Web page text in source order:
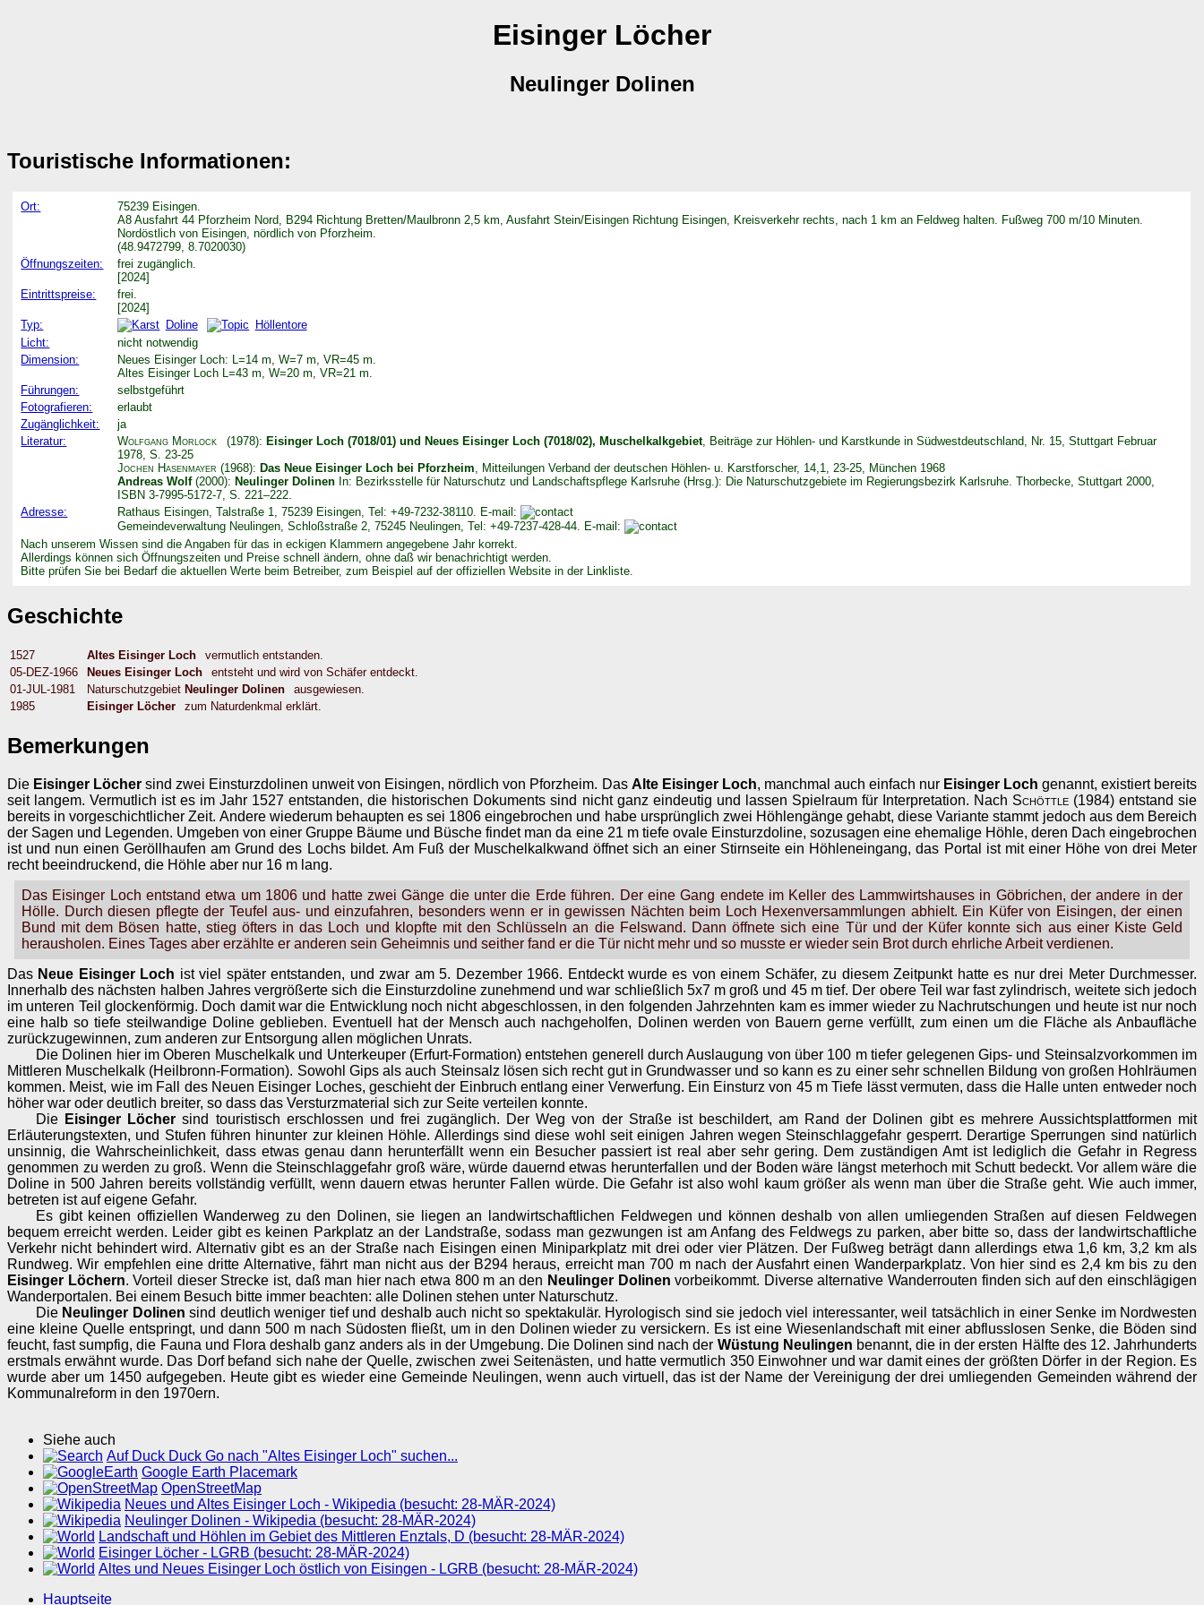
Eisinger Löcher
Neulinger Dolinen
Touristische Informationen:
Ort:
75239 Eisingen.
A8 Ausfahrt 44 Pforzheim Nord, B294 Richtung Bretten/Maulbronn 2,5 km, Ausfahrt Stein/Eisingen Richtung Eisingen, Kreisverkehr rechts, nach 1 km an Feldweg halten. Fußweg 700 m/10 Minuten.
Nordöstlich von Eisingen, nördlich von Pforzheim.
(48.9472799, 8.7020030)
Öffnungszeiten:
frei zugänglich.
[2024]
Eintrittspreise:
frei.
[2024]
Typ:
Doline
Höllentore
Licht:
nicht notwendig
Dimension:
Neues Eisinger Loch: L=14 m, W=7 m, VR=45 m.
Altes Eisinger Loch L=43 m, W=20 m, VR=21 m.
Führungen:
selbstgeführt
Fotografieren:
erlaubt
Zugänglichkeit:
ja
Literatur:
Wolfgang Morlock (1978): Eisinger Loch (7018/01) und Neues Eisinger Loch (7018/02), Muschelkalkgebiet, Beiträge zur Höhlen- und Karstkunde in Südwestdeutschland, Nr. 15, Stuttgart Februar
1978, S. 23-25
Jochen Hasenmayer (1968):Das Neue Eisinger Loch bei Pforzheim , Mitteilungen Verband der deutschen Höhlen- u. Karstforscher, 14,1, 23-25, München 1968
Andreas Wolf(2000):Neulinger Dolinen In: Bezirksstelle für Naturschutz und Landschaftspflege Karlsruhe (Hrsg.): Die Naturschutzgebiete im Regierungsbezirk Karlsruhe. Thorbecke, Stuttgart 2000,
ISBN 3-7995-5172-7, S. 221–222.
Adresse:
Rathaus Eisingen, Talstraße 1, 75239 Eisingen, Tel: +49-7232-38110. E-mail:
Gemeindeverwaltung Neulingen, Schloßstraße 2, 75245 Neulingen, Tel: +49-7237-428-44. E-mail:
Nach unserem Wissen sind die Angaben für das in eckigen Klammern angegebene Jahr korrekt.
Allerdings können sich Öffnungszeiten und Preise schnell ändern, ohne daß wir benachrichtigt werden.
Bitte prüfen Sie bei Bedarf die aktuellen Werte beim Betreiber, zum Beispiel auf der offiziellen Website in der Linkliste.
Geschichte
1527 Altes Eisinger Loch
vermutlich entstanden.
05-DEZ-1966
Neues Eisinger Loch
entsteht und wird von Schäfer entdeckt.
01-JUL-1981
Naturschutzgebiet Neulinger Dolinen
ausgewiesen.
1985
Eisinger Löcher zum Naturdenkmal erklärt.
Bemerkungen
Die Eisinger Löcher sind zwei Einsturzdolinen unweit von Eisingen, nördlich von Pforzheim. Das Alte Eisinger Loch, manchmal auch einfach nur Eisinger Loch genannt, existiert bereits
seit langem. Vermutlich ist es im Jahr 1527 entstanden, die historischen Dokuments sind nicht ganz eindeutig und lassen Spielraum für Interpretation. Nach Schöttle(1984) entstand sie
bereits in vorgeschichtlicher Zeit. Andere wiederum behaupten es sei 1806 eingebrochen und habe ursprünglich zwei Höhlengänge gehabt, diese Variante stammt jedoch aus dem Bereich
der Sagen und Legenden. Umgeben von einer Gruppe Bäume und Büsche findet man da eine 21 m tiefe ovale Einsturzdoline, sozusagen eine ehemalige Höhle, deren Dach eingebrochen
ist und nun einen Geröllhaufen am Grund des Lochs bildet. Am Fuß der Muschelkalkwand öffnet sich an einer Stirnseite ein Höhleneingang, das Portal ist mit einer Höhe von drei Meter
recht beeindruckend, die Höhle aber nur 16 m lang.
Das Eisinger Loch entstand etwa um 1806 und hatte zwei Gänge die unter die Erde führen. Der eine Gang endete im Keller des Lammwirtshauses in Göbrichen, der andere in der
Hölle. Durch diesen pflegte der Teufel aus- und einzufahren, besonders wenn er in gewissen Nächten beim Loch Hexenversammlungen abhielt. Ein Küfer von Eisingen, der einen
Bund mit dem Bösen hatte, stieg öfters in das Loch und klopfte mit den Schlüsseln an die Felswand. Dann öffnete sich eine Tür und der Küfer konnte sich aus einer Kiste Geld
herausholen. Eines Tages aber erzählte er anderen sein Geheimnis und seither fand er die Tür nicht mehr und so musste er wieder sein Brot durch ehrliche Arbeit verdienen.
Das Neue Eisinger Loch ist viel später entstanden, und zwar am 5. Dezember 1966. Entdeckt wurde es von einem Schäfer, zu diesem Zeitpunkt hatte es nur drei Meter Durchmesser.
Innerhalb des nächsten halben Jahres vergrößerte sich die Einsturzdoline zunehmend und war schließlich 5x7 m groß und 45 m tief. Der obere Teil war fast zylindrisch, weitete sich jedoch
im unteren Teil glockenförmig. Doch damit war die Entwicklung noch nicht abgeschlossen, in den folgenden Jahrzehnten kam es immer wieder zu Nachrutschungen und heute ist nur noch
eine halb so tiefe steilwandige Doline geblieben. Eventuell hat der Mensch auch nachgeholfen, Dolinen werden von Bauern gerne verfüllt, zum einen um die Fläche als Anbaufläche
zurückzugewinnen, zum anderen zur Entsorgung allen möglichen Unrats.
Die Dolinen hier im Oberen Muschelkalk und Unterkeuper (Erfurt-Formation) entstehen generell durch Auslaugung von über 100 m tiefer gelegenen Gips- und Steinsalzvorkommen im
Mittleren Muschelkalk (Heilbronn-Formation). Sowohl Gips als auch Steinsalz lösen sich recht gut in Grundwasser und so kann es zu einer sehr schnellen Bildung von großen Hohlräumen
kommen. Meist, wie im Fall des Neuen Eisinger Loches, geschieht der Einbruch entlang einer Verwerfung. Ein Einsturz von 45 m Tiefe lässt vermuten, dass die Halle unten entweder noch
höher war oder deutlich breiter, so dass das Versturzmaterial sich zur Seite verteilen konnte.
Die Eisinger Löcher sind touristisch erschlossen und frei zugänglich. Der Weg von der Straße ist beschildert, am Rand der Dolinen gibt es mehrere Aussichtsplattformen mit
Erläuterungstexten, und Stufen führen hinunter zur kleinen Höhle. Allerdings sind diese wohl seit einigen Jahren wegen Steinschlaggefahr gesperrt. Derartige Sperrungen sind natürlich
unsinnig, die Wahrscheinlichkeit, dass etwas genau dann herunterfällt wenn ein Besucher passiert ist real aber sehr gering. Dem zuständigen Amt ist lediglich die Gefahr in Regress
genommen zu werden zu groß. Wenn die Steinschlaggefahr groß wäre, würde dauernd etwas herunterfallen und der Boden wäre längst meterhoch mit Schutt bedeckt. Vor allem wäre die
Doline in 500 Jahren bereits vollständig verfüllt, wenn dauern etwas herunter Fallen würde. Die Gefahr ist also wohl kaum größer als wenn man über die Straße geht. Wie auch immer,
betreten ist auf eigene Gefahr.
Es gibt keinen offiziellen Wanderweg zu den Dolinen, sie liegen an landwirtschaftlichen Feldwegen und können deshalb von allen umliegenden Straßen auf diesen Feldwegen
bequem erreicht werden. Leider gibt es keinen Parkplatz an der Landstraße, sodass man gezwungen ist am Anfang des Feldwegs zu parken, aber bitte so, dass der landwirtschaftliche
Verkehr nicht behindert wird. Alternativ gibt es an der Straße nach Eisingen einen Miniparkplatz mit drei oder vier Plätzen. Der Fußweg beträgt dann allerdings etwa 1,6 km, 3,2 km als
Rundweg. Wir empfehlen eine dritte Alternative, fährt man nicht aus der B294 heraus, erreicht man 700 m nach der Ausfahrt einen Wanderparkplatz. Von hier sind es 2,4 km bis zu den
Eisinger Löchern. Vorteil dieser Strecke ist, daß man hier nach etwa 800 m an den Neulinger Dolinen vorbeikommt. Diverse alternative Wanderrouten finden sich auf den einschlägigen
Wanderportalen. Bei einem Besuch bitte immer beachten: alle Dolinen stehen unter Naturschutz.
Die Neulinger Dolinen sind deutlich weniger tief und deshalb auch nicht so spektakulär. Hyrologisch sind sie jedoch viel interessanter, weil tatsächlich in einer Senke im Nordwesten
eine kleine Quelle entspringt, und dann 500 m nach Südosten fließt, um in den Dolinen wieder zu versickern. Es ist eine Wiesenlandschaft mit einer abflusslosen Senke, die Böden sind
feucht, fast sumpfig, die Fauna und Flora deshalb ganz anders als in der Umgebung. Die Dolinen sind nach der Wüstung Neulingen benannt, die in der ersten Hälfte des 12. Jahrhunderts
erstmals erwähnt wurde. Das Dorf befand sich nahe der Quelle, zwischen zwei Seitenästen, und hatte vermutlich 350 Einwohner und war damit eines der größten Dörfer in der Region. Es
wurde aber um 1450 aufgegeben. Heute gibt es wieder eine Gemeinde Neulingen, wenn auch virtuell, das ist der Name der Vereinigung der drei umliegenden Gemeinden während der
Kommunalreform in den 1970ern.
Siehe auch
Auf Duck Duck Go nach "Altes Eisinger Loch" suchen...
Google Earth Placemark
OpenStreetMap
Neues und Altes Eisinger Loch - Wikipedia (besucht: 28-MÄR-2024)
Neulinger Dolinen - Wikipedia (besucht: 28-MÄR-2024)
Landschaft und Höhlen im Gebiet des Mittleren Enztals, D (besucht: 28-MÄR-2024)
Eisinger Löcher - LGRB (besucht: 28-MÄR-2024)
Altes und Neues Eisinger Loch östlich von Eisingen - LGRB (besucht: 28-MÄR-2024)
Hauptseite